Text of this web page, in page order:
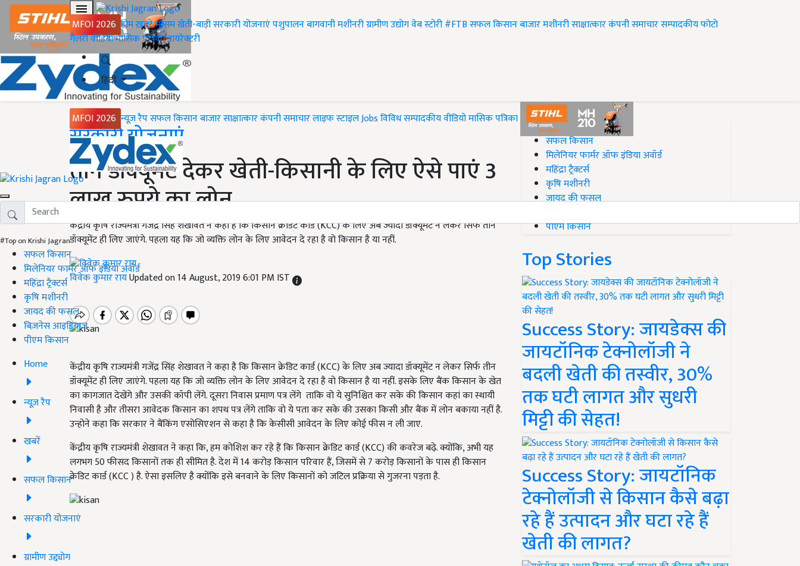
MFOI 2026 होमख़बरेंमौसमखेती-बाड़ीसरकारी योजनाएंपशुपालनबागवानीमशीनरीग्रामीण उद्योगवेब स्टोरी#FTBसफल किसानबाजारमशीनरीसाक्षात्कारकंपनी समाचारसम्पादकीयफोटो
गैलरीवीडियोमासिक पत्रिकाडायरेक्टरी
हिंदी
MFOI 2026 न्यूज़ रैपसफल किसानबाजारसाक्षात्कारकंपनी समाचारलाइफ स्टाइलJobsविविधसम्पादकीयवीडियोमासिक पत्रिका
#Top on Krishi Jagran
सफल किसान
मिलेनियर फार्मर ऑफ इंडिया अवॉर्ड
महिंद्रा ट्रैक्टर्स
कृषि मशीनरी
जायद की फसल
बिज़नेस आइडियाज
पीएम किसान
Home
न्यूज़ रैप
खबरें
सफल किसान
सरकारी योजनाएं
ग्रामीण उद्द्योग
Home
सरकारी योजनाएं
तीन डॉक्यूमेंट देकर खेती-किसानी के लिए ऐसे पाएं 3
लाख रुपये का लोन
केंद्रीय कृषि राज्यमंत्री गजेंद्र सिंह शेखावत ने कहा है कि किसान क्रेडिट कार्ड (KCC) के लिए अब ज्यादा डॉक्यूमेंट न लेकर सिर्फ तीन
डॉक्यूमेंट ही लिए जाएंगे. पहला यह कि जो व्यक्ति लोन के लिए आवेदन दे रहा है वो किसान है या नहीं.
विवेक कुमार रायUpdated on 14 August, 2019 6:01 PM IST
केंद्रीय कृषि राज्यमंत्री गजेंद्र सिंह शेखावत ने कहा है कि किसान क्रेडिट कार्ड (KCC) के लिए अब ज्यादा डॉक्यूमेंट न लेकर सिर्फ तीन
डॉक्यूमेंट ही लिए जाएंगे. पहला यह कि जो व्यक्ति लोन के लिए आवेदन दे रहा है वो किसान है या नहीं. इसके लिए बैंक किसान के खेत
का कागजात देखेंगे और उसकी कॉपी लेंगे. दूसरा निवास प्रमाण पत्र लेंगे ताकि वो ये सुनिश्चित कर सके की किसान कहां का स्थायी
निवासी है और तीसरा आवेदक किसान का शपथ पत्र लेंगे ताकि वो ये पता कर सके की उसका किसी और बैंक में लोन बकाया नहीं है.
उन्होने कहा कि सरकार ने बैंकिंग एसोसिएशन से कहा है कि केसीसी आवेदन के लिए कोई फीस न ली जाए.
केंद्रीय कृषि राज्यमंत्री शेखावत ने कहा कि, हम कोशिश कर रहे हैं कि किसान क्रेडिट कार्ड (KCC) की कवरेज बढ़े. क्योंकि, अभी यह
लगभग 50 फीसद किसानों तक ही सीमित है. देश में 14 करोड़ किसान परिवार हैं, जिसमें से 7 करोड़ किसानों के पास ही किसान
क्रेडिट कार्ड (KCC ) है. ऐसा इसलिए है क्योंकि इसे बनवाने के लिए किसानों को जटिल प्रक्रिया से गुजरना पड़ता है.
#Top on Krishi Jagran
सफल किसान
मिलेनियर फार्मर ऑफ इंडिया अवॉर्ड
महिंद्रा ट्रैक्टर्स
कृषि मशीनरी
जायद की फसल
पीएम किसान
Top Stories
Success Story: जायडेक्स की
जायटॉनिक टेक्नोलॉजी ने
बदली खेती की तस्वीर, 30%
तक घटी लागत और सुधरी
मिट्टी की सेहत!
Success Story: जायटॉनिक
टेक्नोलॉजी से किसान कैसे बढ़ा
रहे हैं उत्पादन और घटा रहे हैं
खेती की लागत?